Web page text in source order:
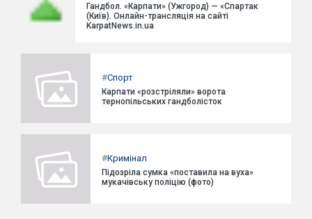
Гандбол. «Карпати» (Ужгород) — «Спартак
(Київ). Онлайн-трансляція на сайті
KarpatNews.in.ua
#Спорт
Карпати «розстріляли» ворота
тернопільських гандболісток
#Кримінал
Підозріла сумка «поставила на вуха»
мукачівську поліцію (фото)